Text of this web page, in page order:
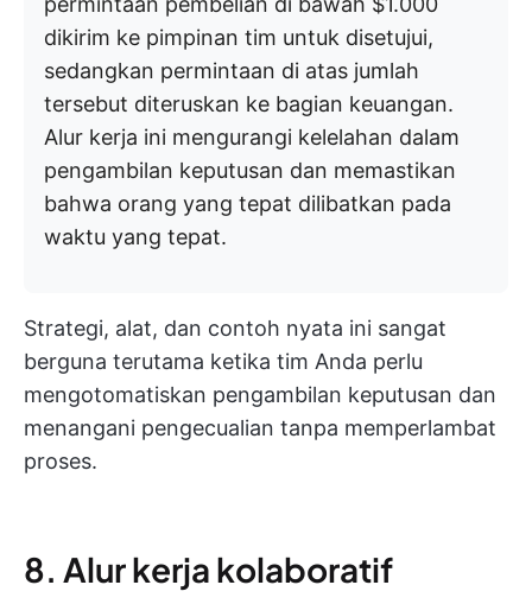
dikirim ke pimpinan tim untuk disetujui,
sedangkan permintaan di atas jumlah
tersebut diteruskan ke bagian keuangan.
Alur kerja ini mengurangi kelelahan dalam
pengambilan keputusan dan memastikan
bahwa orang yang tepat dilibatkan pada
waktu yang tepat.
Strategi, alat, dan contoh nyata ini sangat
berguna terutama ketika tim Anda perlu
mengotomatiskan pengambilan keputusan dan
menangani pengecualian tanpa memperlambat
proses.
8. Alur kerja kolaboratif